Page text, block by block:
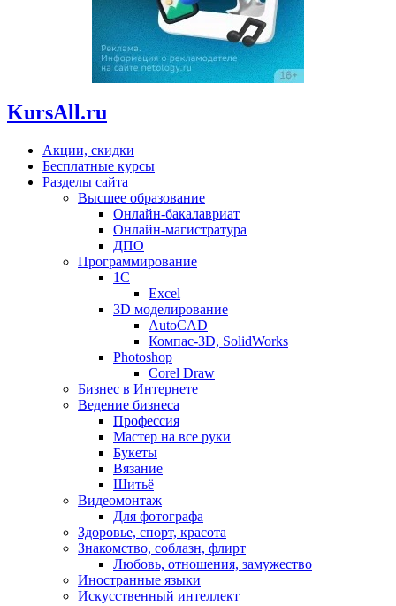
KursAll.ru
Акции, скидки
Бесплатные курсы
Разделы сайта
Высшее образование
Онлайн-бакалавриат
Онлайн-магистратура
ДПО
Программирование
1С
Excel
3D моделирование
AutoCAD
Компас-3D, SolidWorks
Photoshop
Corel Draw
Бизнес в Интернете
Ведение бизнеса
Профессия
Мастер на все руки
Букеты
Вязание
Шитьё
Видеомонтаж
Для фотографа
Здоровье, спорт, красота
Знакомство, соблазн, флирт
Любовь, отношения, замужество
Иностранные языки
Искусственный интеллект